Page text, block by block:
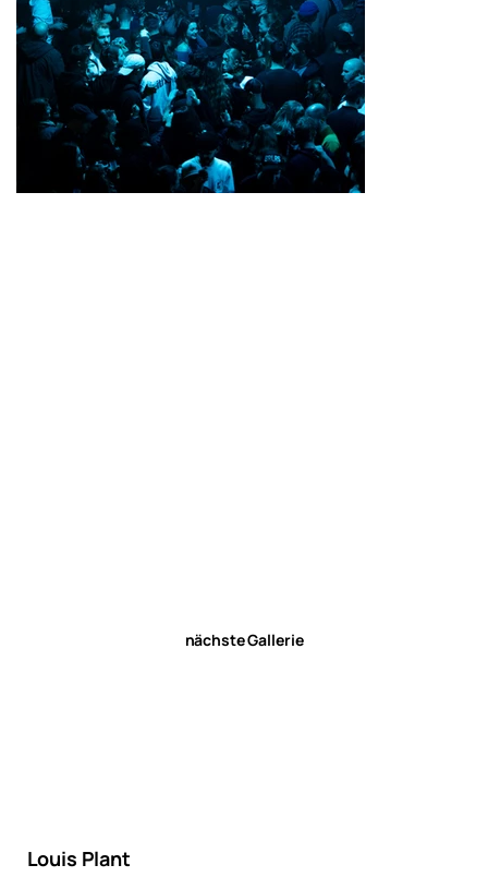
nächste Gallerie
Louis Plant